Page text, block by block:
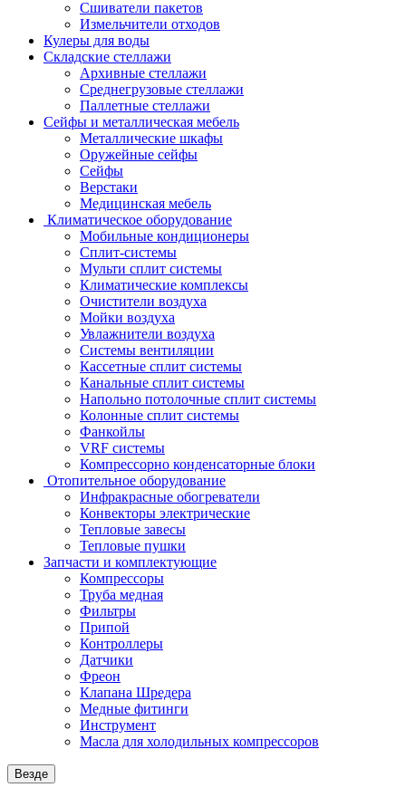
Сшиватели пакетов
Измельчители отходов
Кулеры для воды
Складские стеллажи
Архивные стеллажи
Среднегрузовые стеллажи
Паллетные стеллажи
Сейфы и металлическая мебель
Металлические шкафы
Оружейные сейфы
Сейфы
Верстаки
Медицинская мебель
Климатическое оборудование
Мобильные кондиционеры
Сплит-системы
Мульти сплит системы
Климатические комплексы
Очистители воздуха
Мойки воздуха
Увлажнители воздуха
Системы вентиляции
Кассетные сплит системы
Канальные сплит системы
Напольно потолочные сплит системы
Колонные сплит системы
Фанкойлы
VRF системы
Компрессорно конденсаторные блоки
Отопительное оборудование
Инфракрасные обогреватели
Конвекторы электрические
Тепловые завесы
Тепловые пушки
Запчасти и комплектующие
Компрессоры
Труба медная
Фильтры
Припой
Контроллеры
Датчики
Фреон
Клапана Шредера
Медные фитинги
Инструмент
Масла для холодильных компрессоров
Везде